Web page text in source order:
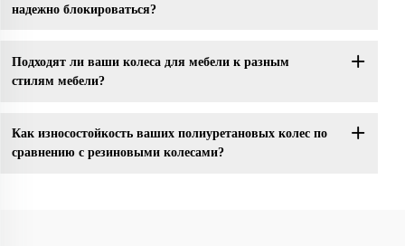
надежно блокироваться?
Подходят ли ваши колеса для мебели к разным
стилям мебели?
Как износостойкость ваших полиуретановых колес по
сравнению с резиновыми колесами?